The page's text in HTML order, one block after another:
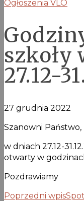
Ogłoszenia VLO
szkoły
27.12-
27 grudnia 2022
Szanowni Państwo,
w dniach 27.12-
otwarty w
Pozdrawiamy
Poprzedni wpis